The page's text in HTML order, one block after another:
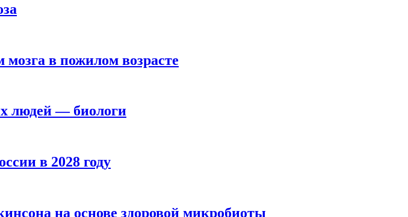
в пожилом возрасте
людей — биологи
в 2028 году
на основе здоровой микробиоты